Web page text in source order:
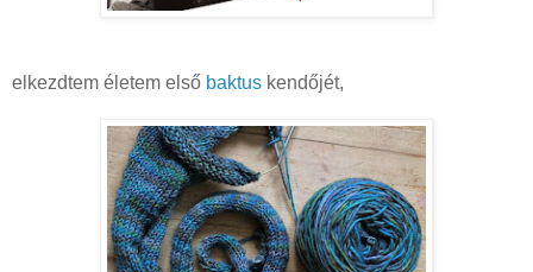
elkezdtem életem első baktus kendőjét,